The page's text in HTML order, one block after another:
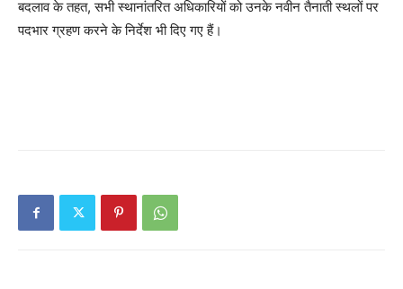
बदलाव के तहत, सभी स्थानांतरित अधिकारियों को उनके नवीन तैनाती स्थलों पर
पदभार ग्रहण करने के निर्देश भी दिए गए हैं।